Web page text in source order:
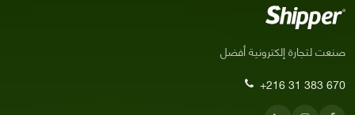
صنعت لتجارة إلكترونية أفضل
+216 31 383 670